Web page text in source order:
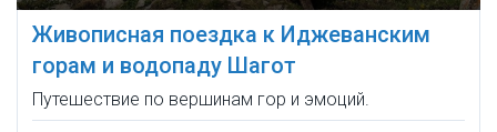
Живописная поездка к Иджеванским
горам и водопаду Шагот
Путешествие по вершинам гор и эмоций.